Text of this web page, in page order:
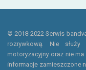
© 2018-2022 Serwis
rozrywkową. Nie
motoryzacyjny oraz nie
informacje zamieszczone